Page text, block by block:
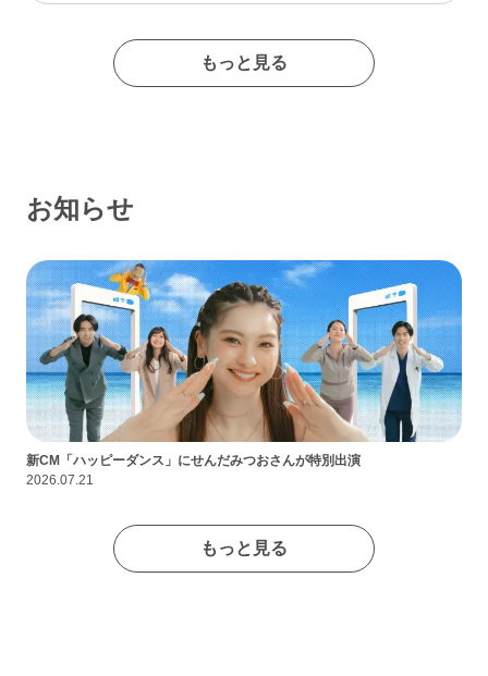
たイメージの出会い系サイトであるなんて思わなかったな…
もっと見る
お知らせ
新CM「ハッピーダンス」にせんだみつおさんが特別出演
2026.07.21
もっと見る